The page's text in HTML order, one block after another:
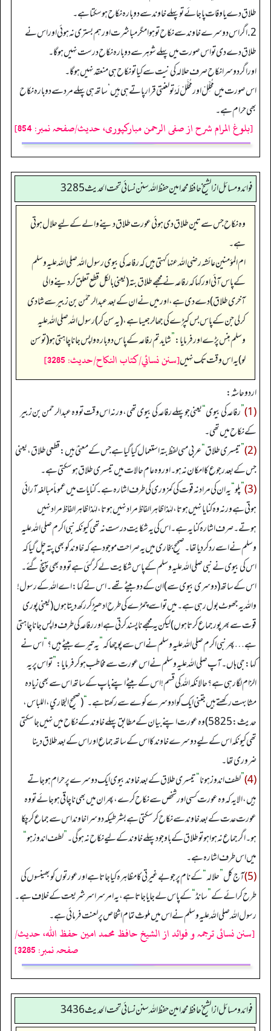
طلاق دے یا وفات پا جائے تو پہلے خاوند سے دوبارہ نکاح ہو سکتا ہے۔
2.اگر اس دوسرے خاوند سے نکاح تو ہوا مگر مباشرت اور ہم بستری نہ ہوئی اور اس نے
طلاق دے دی تو اس صورت میں پہلے شوہر سے دوبارہ نکاح درست نہیں ہوگا۔
اور اگر دوسرا نکاح صرف حلالہ کی نیت سے کیا تو نکاح ہی منعقد نہیں ہوگا۔
اس صورت میں مُحَلِّلْ اور مُحَلَّلْ لَہُ تو لعنتی قرار پاتے ہی ہیں‘ ساتھ ہی پہلے مرد سے دوبارہ نکاح
بھی حرام ہے۔
[بلوغ المرام شرح از صفی الرحمن مبارکپوری، حدیث/صفحہ نمبر: 854]
فوائد ومسائل از الشيخ حافظ محمد امين حفظ الله سنن نسائي تحت الحديث3285
وہ نکاح جس سے تین طلاق دی ہوئی عورت طلاق دینے والے کے لیے حلال ہوتی
ہے۔
ام المؤمنین عائشہ رضی الله عنہا کہتی ہیں کہ رفاعہ کی بیوی رسول اللہ صلی اللہ علیہ وسلم
کے پاس آئی اور کہا کہ رفاعہ نے مجھے طلاق بتہ (یعنی بالکل قطع تعلق کر دینے والی
آخری طلاق) دے دی ہے، اور میں نے ان کے بعد عبدالرحمٰن بن زبیر سے شادی
کر لی جن کے پاس بس کپڑے کی جھالر جیسا ہے، (یہ سن کر) رسول اللہ صلی اللہ علیہ
وسلم ہنس پڑے اور فرمایا:”شاید تم رفاعہ کے پاس دوبارہ واپس جانا چاہتی ہو (تو سن
لو) یہ اس وقت تک نہیں[سنن نسائي/كتاب النكاح/حدیث: 3285]
اردو حاشہ:
(1)
”رفاعہ کی بیوی“یعنی جو پہلے رفاعہ کی بیوی تھی، ورنہ اس وقت تو وہ عبدالرحمن بن زبیر
کے نکاح میں تھی۔
(2)
”تیسری طلاق“عربی مںی لفظ بتہ استعمال کیا گیا ہے جس کے معنیٰ ہیں: قطعی طلاق، یعنی
جس کے بعد رجوع کا امکان نہ ہو۔ اور وہ عام حالات میں تیسری طلاق ہوسکتی ہے۔
(3)
”پلو“یہ ان کی مرادنہ قوت کی کمزوری کی طرف اشارہ ہے۔ کنایات میں عموماً مبالغہ آرائی
ہوتی ہے ورنہ وہ کنایا نہیں ہوتا، لہٰذا ظاہر الفاظ مراد نہیں ہوتا، لہٰذا ظاہر الفاظ مراد نہیں
ہوتے۔ صرف اشارہ کنایہ ہے۔ اس کی یہ شکایت درست نہ تھی کیونکہ نبی اکرم صلی اللہ علیہ
وسلم نے اسے رد کردیا تھا۔ صحیح بخاری میں یہ صراحت موجود ہے کہ خاوند کو بھی پتہ چل گیا کہ
اس کی بیوی نے نبی صلی اللہ علیہ وسلم کے پاس شکایت لے کر گئی ہے تو وہ بھی پہنچ گئے۔
اس کے ساتھ (دوسری بیوی سے) ان کے دو بیٹے تھے۔ اس نے کہا: اے اللہ کے رسول!
واللہ یہ جھوٹ بول رہی ہے۔ میں تو اسے چمڑے کی طرح ادھیڑ کر رکھ دیتا ہوں (یعنی پوری
قوت سے بھر پور جماع کرتا ہوں) لیکن یہ مجھے ناپسند کرتی ہے اور رفاعہ کی طرف واپس جانا چاہتی
ہے… پھر نبی اکرم صلی اللہ علیہ وسلم نے اس سے پوچھا کہ”یہ تیرے بیٹے ہیں؟“اس نے
کہا: جی ہاں۔ آپ صلی اللہ علیہ وسلم نے اس عورت سے مخاطب ہو کر فرمایا:”تو اس پر یہ
الزام لگا رہی ہے؟ حالانکہ اللہ کی قسم! اس کے بیٹے اپنے باپ کے ساتھ اس سے بھی زیادہ
مشابہت رکھتے ہیں جتنی ایک کوا دوسرے کوے سے رکھتا ہے۔“(صحیح البخاري، اللباس،
حدیث: 5825) وہ عورت اپنے بیان کے مطابق پہلے خاوند کے نکاح میں نہیں جاسکتی
تھی کیونکہ اس کے لیے دوسرے خاوند کا اس کے ساتھ جماع اور اس کے بعد طلاق دینا
ضروری تھا۔
(4)
”لطف اندوز ہونا“تیسری طلاق کے بعد خاوند بیوی ایک دوسرے پر حرام ہوجاتے
ہیں، الا یہ کہ وہ عورت کسی اور شخص سے نکاح کرے، پھر ان میں بھی ناچاقی ہوجائے تو وہ
عورت عدت کے بعد خاوند سے نکاح کرسکتی ہے بشرطیکہ دوسرا خاوند اس سے جماع کرچکا
ہو۔ اگر جماع نہ ہوا ہو تو طلاق کے باوجود پہلے خاوند کے لیے نکاح نہ ہو گی۔”لطف اندوز ہو“
میں اس طرف اشارہ ہے۔
(5) آج کل”حلالہ“کے نام پر جو بے غیرتی کا مظاہرہ کیا جاتا ہے اور عورتوں کو بھینسوں کی
طرح کرائے کے”سانڈ“کے پاس لے جایا جاتا ہے، یہ امر سراسر شریعت کے خلاف ہے۔
رسول اللہ صلی اللہ علیہ وسلم نے اس میں ملوث تمام اشخاص پر لعنت فرمائی ہے۔
[سنن نسائی ترجمہ و فوائد از الشیخ حافظ محمد امین حفظ اللہ، حدیث/
صفحہ نمبر: 3285]
فوائد ومسائل از الشيخ حافظ محمد امين حفظ الله سنن نسائي تحت الحديث3436